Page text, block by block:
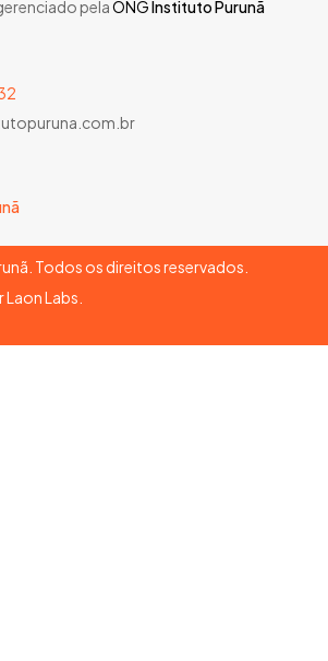
pelaONGInstituto Purunã
Todos os direitos reservados.
Laon Labs